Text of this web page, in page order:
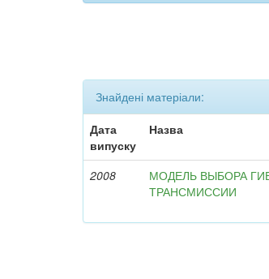
Знайдені матеріали:
Дата
випуску
Назва
2008
МОДЕЛЬ ВЫБОРА
ТРАНСМИССИИ